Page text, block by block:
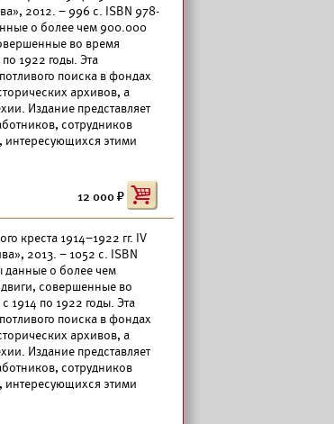
2012. – 996 с. ISBN 978-
о более чем 900.000
во время
1922 годы. Эта
поиска в фондах
архивов, а
Издание представляет
сотрудников
интересующихся этими
12 000
креста 1914–1922 гг. IV
2013. – 1052 с. ISBN
данные о более чем
совершенные во
1914 по 1922 годы. Эта
поиска в фондах
архивов, а
Издание представляет
сотрудников
интересующихся этими